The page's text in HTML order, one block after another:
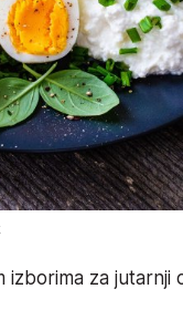
izborima za jutarnji